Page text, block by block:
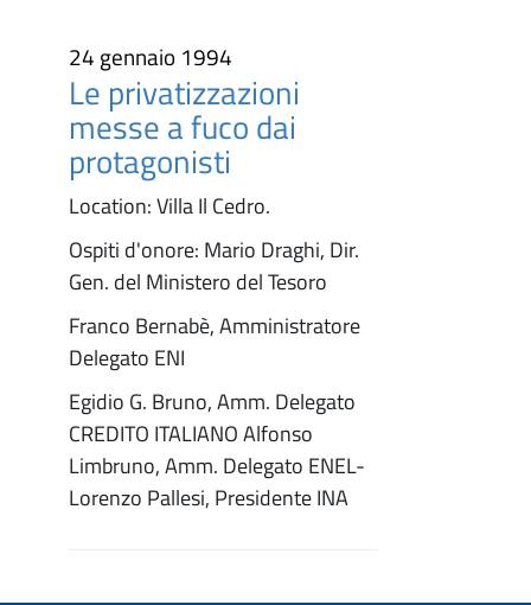
24 gennaio 1994
Le privatizzazioni
messe a fuco dai
protagonisti
Location: Villa Il Cedro.
Ospiti d'onore: Mario Draghi, Dir.
Gen. del Ministero del Tesoro
Franco Bernabè, Amministratore
Delegato ENI
Egidio G. Bruno, Amm. Delegato
CREDITO ITALIANO Alfonso
Limbruno, Amm. Delegato ENEL-
Lorenzo Pallesi, Presidente INA